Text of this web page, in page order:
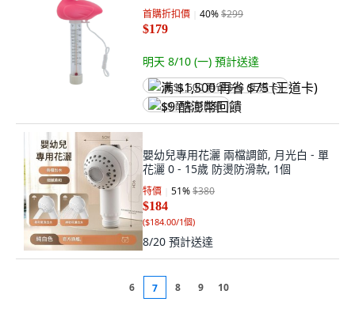
首購折扣價 40%$299
$179
明天 8/10 (一) 預計送達
满 $1,500 再省 $75 (王道卡)
$9 酷澎幣回饋
嬰幼兒專用花灑 兩檔調節, 月光白 - 單
花灑 0 - 15歲 防燙防滑款, 1個
特價 51%$380
$184
($184.00/1個)
8/20 預計送達
6 7 8 9 10